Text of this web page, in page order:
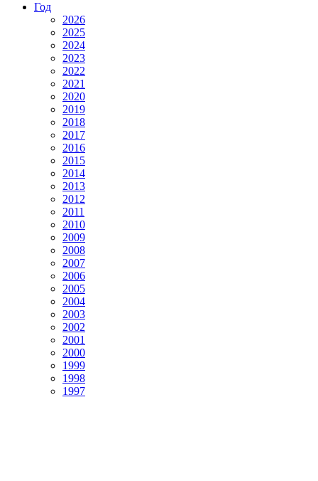
Год
2026
2025
2024
2023
2022
2021
2020
2019
2018
2017
2016
2015
2014
2013
2012
2011
2010
2009
2008
2007
2006
2005
2004
2003
2002
2001
2000
1999
1998
1997